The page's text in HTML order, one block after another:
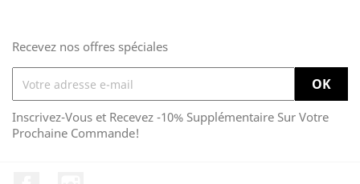
Recevez nos offres spéciales
Inscrivez-Vous et Recevez -10% Supplémentaire Sur Votre
Prochaine Commande!